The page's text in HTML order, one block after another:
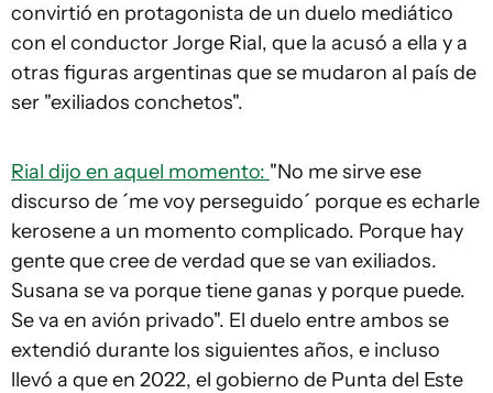
convirtió en protagonista de un duelo mediático
con el conductor Jorge Rial, que la acusó a ella y a
otras figuras argentinas que se mudaron al país de
ser "exiliados conchetos".
Rial dijo en aquel momento: "No me sirve ese
discurso de ´me voy perseguido´ porque es echarle
kerosene a un momento complicado. Porque hay
gente que cree de verdad que se van exiliados.
Susana se va porque tiene ganas y porque puede.
Se va en avión privado". El duelo entre ambos se
extendió durante los siguientes años, e incluso
llevó a que en 2022, el gobierno de Punta del Este